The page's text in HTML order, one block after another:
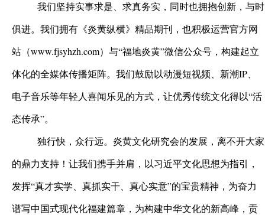
我们坚持实事求是、求真务实，同时也拥抱创新，与时
俱进。我们拥有《炎黄纵横》精品期刊，也积极运营官方网
站（www.fjsyhzh.com）与“福地炎黄”微信公众号，构建起立
体化的全媒体传播矩阵。我们鼓励以动漫短视频、新潮IP、
电子音乐等年轻人喜闻乐见的方式，让优秀传统文化得以“活
态传承”。
独行快，众行远。炎黄文化研究会的发展，离不开大家
的鼎力支持！让我们携手并肩，以习近平文化思想为指引，
发挥“真才实学、真抓实干、真心实意”的宝贵精神，为奋力
谱写中国式现代化福建篇章，为构建中华文化的新高峰，贡